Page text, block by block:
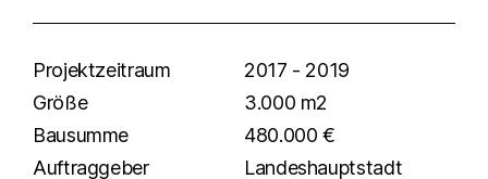
Projektzeitraum
2017 - 2019
Größe
3.000 m2
Bausumme
480.000 €
Auftraggeber
Landeshauptstadt